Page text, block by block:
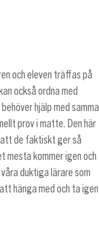
och eleven träffas på
också ordna med
hjälp med samma
prov i matte. Den här
att de faktiskt ger så
mesta kommer igen och
duktiga lärare som
hänga med och ta igen